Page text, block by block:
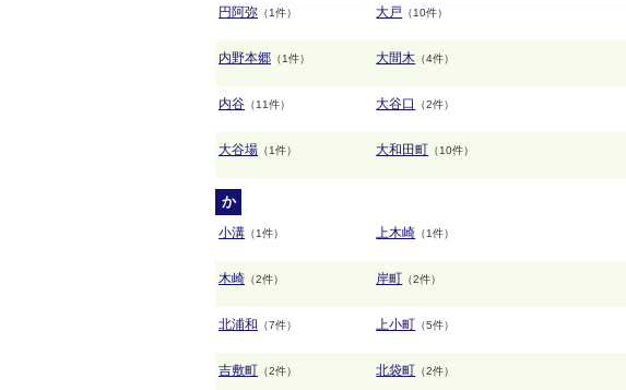
円阿弥 （1件） 大戸 （10件）
内野本郷 （1件） 大間木 （4件）
内谷 （11件） 大谷口 （2件）
大谷場 （1件） 大和田町 （10件）
か
小溝 （1件） 上木崎 （1件）
木崎 （2件） 岸町 （2件）
北浦和 （7件） 上小町 （5件）
吉敷町 （2件） 北袋町 （2件）